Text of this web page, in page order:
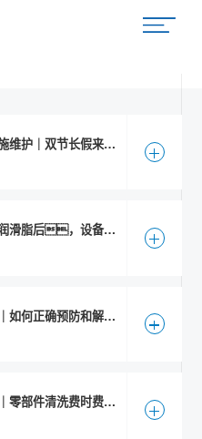
酒店商业设施维护｜双节长假来临，如何让游客住的安心舒适？
查看更多
为什么加注润滑脂后，设备仍存在温度升高或磨损情况？
查看更多
切削液维护｜如何正确预防和解决金属加工液腐败发臭问题？
查看更多
自行车维保｜零部件清洗费时费力、废液处理成本高？Torrent清洗机帮您解决！
查看更多